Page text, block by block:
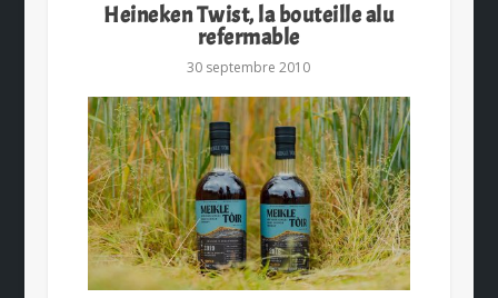
Heineken Twist, la bouteille alu
refermable
30 septembre 2010